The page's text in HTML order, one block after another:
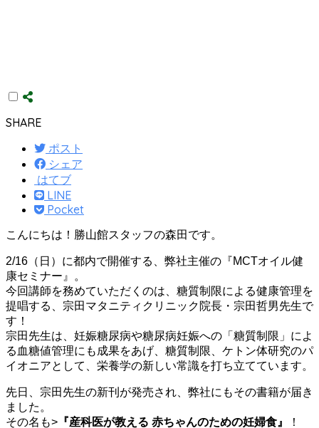
SHARE
ポスト
シェア
はてブ
LINE
Pocket
こんにちは！勝山館スタッフの森田です。
2/16（日）に都内で開催する、弊社主催の『MCTオイル健
康セミナー』。
今回講師を務めていただくのは、糖質制限による健康管理を
提唱する、宗田マタニティクリニック院長・宗田哲男先生で
す！
宗田先生は、妊娠糖尿病や糖尿病妊娠への「糖質制限」によ
る血糖値管理にも成果をあげ、糖質制限、ケトン体研究のパ
イオニアとして、栄養学の新しい常識を打ち立てています。
先日、宗田先生の新刊が発売され、弊社にもその書籍が届き
ました。
その名も> 『産科医が教える 赤ちゃんのための妊婦食』
！